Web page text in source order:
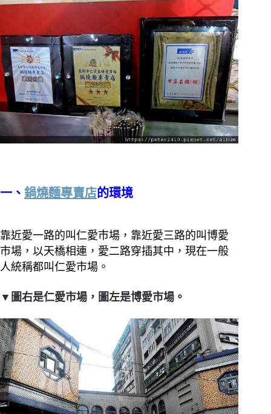
一、 鍋燒麵專賣店的環境
靠近愛一路的叫仁愛市場，靠近愛三路的叫博愛
市場，以天橋相連，愛二路穿插其中，現在一般
人統稱都叫仁愛市場。
▼圖右是仁愛市場，圖左是博愛市場。